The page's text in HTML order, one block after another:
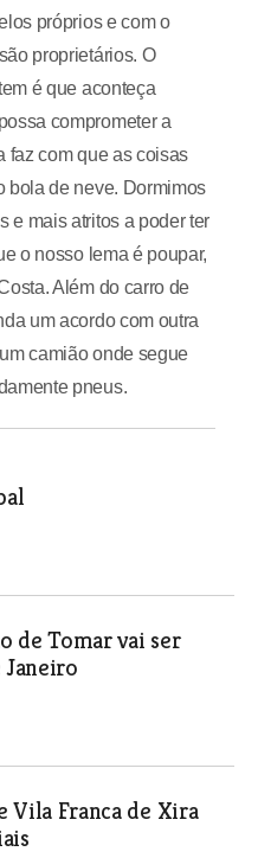
próprios e com o
proprietários. O
é que aconteça
comprometer a
faz com que as coisas
bola de neve. Dormimos
e mais atritos a poder ter
o nosso lema é poupar,
Além do carro de
um acordo com outra
camião onde segue
pneus.
de Tomar vai ser
Janeiro
Vila Franca de Xira